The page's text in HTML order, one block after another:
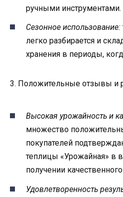
ручными инструментами.
Сезонное использование:
легко разбирается и
хранения в периоды,
3. Положительные отзывы и
Высокая урожайность и
множество
покупателей
теплицы «Урожайная» в
получении
Удовлетворенность